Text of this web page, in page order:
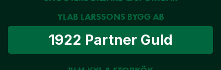
YLAB LARSSONS BYGG AB
1922 Partner Guld